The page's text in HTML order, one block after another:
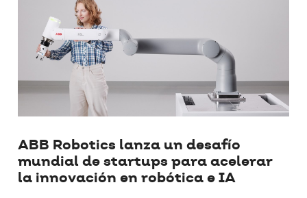
ABB Robotics lanza un desafío
mundial de startups para acelerar
la innovación en robótica e IA